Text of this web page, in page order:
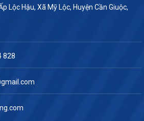
Lộc Hậu, Xã Mỹ Lộc, Huyện Cần Giuộc,
828